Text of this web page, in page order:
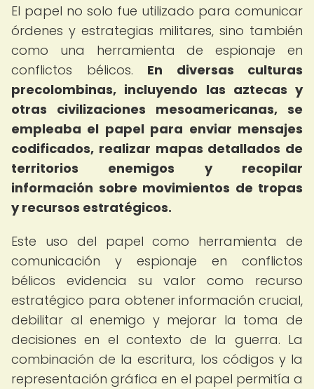
El papel no solo fue utilizado para comunicar
órdenes y estrategias militares, sino también
como una herramienta de espionaje en
conflictos bélicos. En diversas culturas
precolombinas, incluyendo las aztecas y
otras civilizaciones mesoamericanas, se
empleaba el papel para enviar mensajes
codificados, realizar mapas detallados de
territorios enemigos y recopilar
información sobre movimientos de tropas
y recursos estratégicos.
Este uso del papel como herramienta de
comunicación y espionaje en conflictos
bélicos evidencia su valor como recurso
estratégico para obtener información crucial,
debilitar al enemigo y mejorar la toma de
decisiones en el contexto de la guerra. La
combinación de la escritura, los códigos y la
representación gráfica en el papel permitía a